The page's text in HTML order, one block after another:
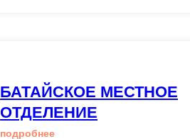
БАТАЙСКОЕ МЕСТНОЕ
ОТДЕЛЕНИЕ
подробнее